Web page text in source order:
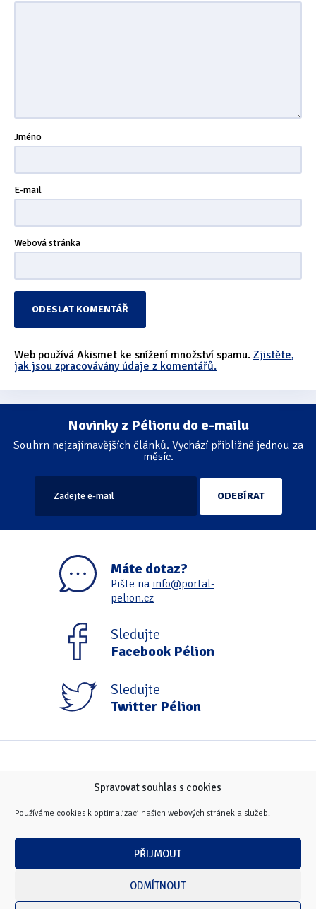
Spravovat souhlas s cookies
Používáme cookies k optimalizaci našich webových stránek a služeb.
PŘIJMOUT
ODMÍTNOUT
Jméno
E-mail
Webová stránka
Web používá Akismet ke snížení množství spamu. Zjistěte,
jak jsou zpracovávány údaje z komentářů.
Novinky z Pélionu do e-mailu
Souhrn nejzajímavějších článků. Vychází přibližně jednou za
měsíc.
Máte dotaz?
Pište na info@portal-
pelion.cz
Sledujte
Facebook Pélion
Sledujte
Twitter Pélion